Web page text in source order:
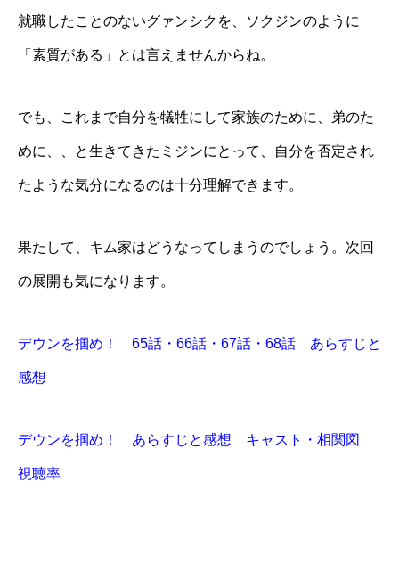
就職したことのないグァンシクを、ソクジンのように
「素質がある」とは言えませんからね。
でも、これまで自分を犠牲にして家族のために、弟のた
めに、、と生きてきたミジンにとって、自分を否定され
たような気分になるのは十分理解できます。
果たして、キム家はどうなってしまうのでしょう。次回
の展開も気になります。
デウンを掴め！ 65話・66話・67話・68話 あらすじと
感想
デウンを掴め！ あらすじと感想 キャスト・相関図
視聴率